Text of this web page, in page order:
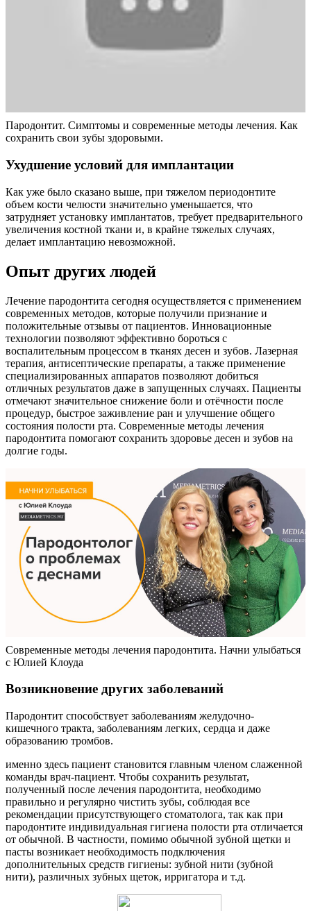
Пародонтит. Симптомы и современные методы лечения. Как
сохранить свои зубы здоровыми.
Ухудшение условий для имплантации
Как уже было сказано выше, при тяжелом периодонтите
объем кости челюсти значительно уменьшается, что
затрудняет установку имплантатов, требует предварительного
увеличения костной ткани и, в крайне тяжелых случаях,
делает имплантацию невозможной.
Опыт других людей
Лечение пародонтита сегодня осуществляется с применением
современных методов, которые получили признание и
положительные отзывы от пациентов. Инновационные
технологии позволяют эффективно бороться с
воспалительным процессом в тканях десен и зубов. Лазерная
терапия, антисептические препараты, а также применение
специализированных аппаратов позволяют добиться
отличных результатов даже в запущенных случаях. Пациенты
отмечают значительное снижение боли и отёчности после
процедур, быстрое заживление ран и улучшение общего
состояния полости рта. Современные методы лечения
пародонтита помогают сохранить здоровье десен и зубов на
долгие годы.
Современные методы лечения пародонтита. Начни улыбаться
с Юлией Клоуда
Возникновение других заболеваний
Пародонтит способствует заболеваниям желудочно-
кишечного тракта, заболеваниям легких, сердца и даже
образованию тромбов.
именно здесь пациент становится главным членом слаженной
команды врач-пациент. Чтобы сохранить результат,
полученный после лечения пародонтита, необходимо
правильно и регулярно чистить зубы, соблюдая все
рекомендации присутствующего стоматолога, так как при
пародонтите индивидуальная гигиена полости рта отличается
от обычной. В частности, помимо обычной зубной щетки и
пасты возникает необходимость подключения
дополнительных средств гигиены: зубной нити (зубной
нити), различных зубных щеток, ирригатора и т.д.